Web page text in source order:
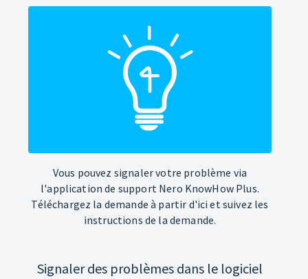
Vous pouvez signaler votre problème via
l'application de support Nero KnowHow Plus.
Téléchargez la demande à partir d'ici et suivez les
instructions de la demande.
Signaler des problèmes dans le logiciel